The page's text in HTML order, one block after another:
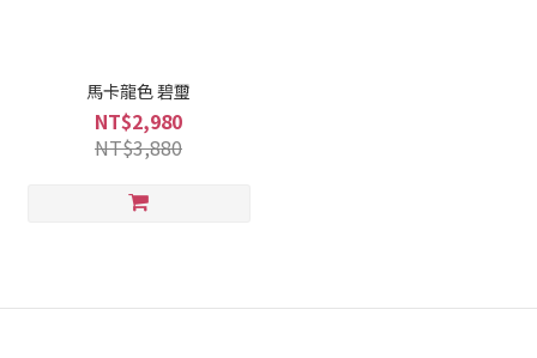
馬卡龍色 碧璽
NT$2,980
NT$3,880